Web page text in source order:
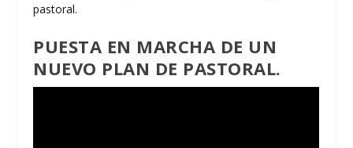
pastoral.
PUESTA EN MARCHA DE UN
NUEVO PLAN DE PASTORAL.